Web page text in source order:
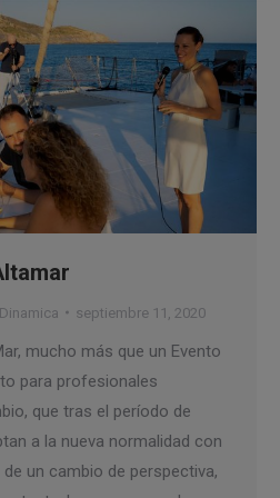
septiembre 11, 2020
mucho más que un Evento
para profesionales
que tras el período de
a la nueva normalidad con
un cambio de perspectiva,